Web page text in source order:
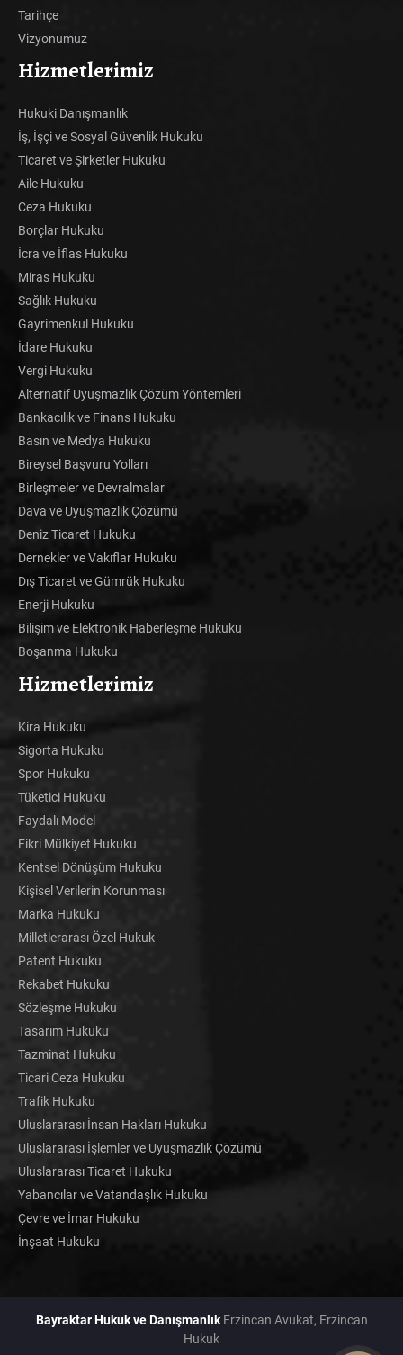
Tarihçe
Vizyonumuz
Hizmetlerimiz
Hukuki Danışmanlık
İş, İşçi ve Sosyal Güvenlik Hukuku
Ticaret ve Şirketler Hukuku
Aile Hukuku
Ceza Hukuku
Borçlar Hukuku
İcra ve İflas Hukuku
Miras Hukuku
Sağlık Hukuku
Gayrimenkul Hukuku
İdare Hukuku
Vergi Hukuku
Alternatif Uyuşmazlık Çözüm Yöntemleri
Bankacılık ve Finans Hukuku
Basın ve Medya Hukuku
Bireysel Başvuru Yolları
Birleşmeler ve Devralmalar
Dava ve Uyuşmazlık Çözümü
Deniz Ticaret Hukuku
Dernekler ve Vakıflar Hukuku
Dış Ticaret ve Gümrük Hukuku
Enerji Hukuku
Bilişim ve Elektronik Haberleşme Hukuku
Boşanma Hukuku
Hizmetlerimiz
Kira Hukuku
Sigorta Hukuku
Spor Hukuku
Tüketici Hukuku
Faydalı Model
Fikri Mülkiyet Hukuku
Kentsel Dönüşüm Hukuku
Kişisel Verilerin Korunması
Marka Hukuku
Milletlerarası Özel Hukuk
Patent Hukuku
Rekabet Hukuku
Sözleşme Hukuku
Tasarım Hukuku
Tazminat Hukuku
Ticari Ceza Hukuku
Trafik Hukuku
Uluslararası İnsan Hakları Hukuku
Uluslararası İşlemler ve Uyuşmazlık Çözümü
Uluslararası Ticaret Hukuku
Yabancılar ve Vatandaşlık Hukuku
Çevre ve İmar Hukuku
İnşaat Hukuku
Bayraktar Hukuk ve DanışmanlıkErzincan Avukat, Erzincan
Hukuk